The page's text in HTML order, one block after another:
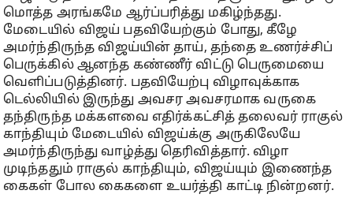
மொத்த அரங்கமே ஆர்ப்பரித்து மகிழ்ந்தது.
மேடையில் விஜய் பதவியேற்கும் போது, கீழே
அமர்ந்திருந்த விஜய்யின் தாய், தந்தை உணர்ச்சிப்
பெருக்கில் ஆனந்த கண்ணீர் விட்டு பெருமையை
வெளிப்படுத்தினர். பதவியேற்பு விழாவுக்காக
டெல்லியில் இருந்து அவசர அவசரமாக வருகை
தந்திருந்த மக்களவை எதிர்க்கட்சித் தலைவர் ராகுல்
காந்தியும் மேடையில் விஜய்க்கு அருகிலேயே
அமர்ந்திருந்து வாழ்த்து தெரிவித்தார். விழா
முடிந்ததும் ராகுல் காந்தியும், விஜய்யும் இணைந்த
கைகள் போல கைகளை உயர்த்தி காட்டி நின்றனர்.